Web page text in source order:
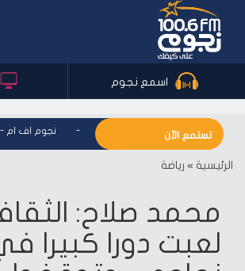
اسمع نجوم
تستمع الآننجوم اف ام - على كيفك نجوم اف ام -
الرئيسية » رياضة
محمد صلاح:
لعبت دورا كبيرا